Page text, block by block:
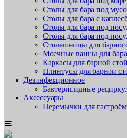
Столы для бара под
Столы для бара с
Столы для бара под
Столы для бара под
Столешницы для
Моечные ванны для бара
Каркасы для барной
Плинтусы для барной
Дезинфекционное
Бактерицидные
Аксессуары
Перемычки для